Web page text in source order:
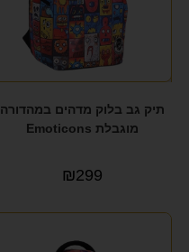
תיק גב בלוק מדהים במהדורה
מוגבלת Emoticons
₪299